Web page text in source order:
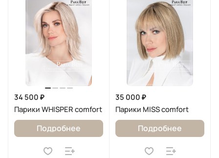
34 500 ₽
Парики WHISPER comfort
Подробнее
35 000 ₽
Парики MISS comfort
Подробнее